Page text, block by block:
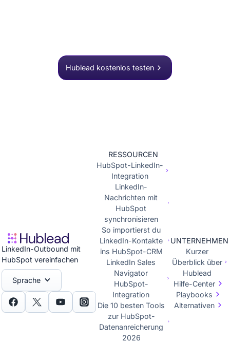
Hublead kostenlos testen
LinkedIn-Outbound mit
HubSpot vereinfachen
Sprache
RESSOURCEN
HubSpot-LinkedIn-
Integration
LinkedIn-
Nachrichten mit
HubSpot
synchronisieren
So importierst du
LinkedIn-Kontakte
ins HubSpot-CRM
LinkedIn Sales
Navigator
HubSpot-
Integration
Die 10 besten Tools
zur HubSpot-
Datenanreicherung
2026
UNTERNEHMEN
Kurzer
Überblick über
Hublead
Hilfe-Center
Playbooks
Alternativen